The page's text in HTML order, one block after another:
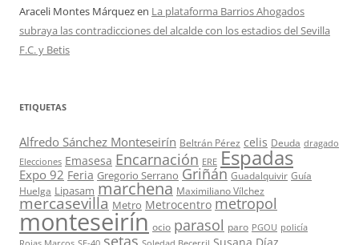
Araceli Montes Márquezen La plataforma Barrios Ahogados
subraya las contradicciones del alcalde con los estadios del Sevilla
F.C. y Betis
ETIQUETAS
Alfredo Sánchez Monteseirín Beltrán Pérez celis Deuda dragado
Elecciones Emasesa Encarnación ERE Espadas
Expo 92 Feria Gregorio Serrano Griñán Guadalquivir Guía
Huelga Lipasam marchena Maximiliano Vílchez
mercasevilla Metro Metrocentro metropol
monteseirín ocio parasol paro PGOU policía
setas